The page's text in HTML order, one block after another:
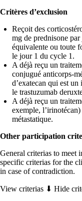
Critères d’exclusion
Reçoit des
mg de prednisone
équivalente ou toute
le jour 1 du cycle 1.
A déjà reçu un
conjugué anticorps-
d’exatecan qui est
le trastuzumab
A déjà reçu un
exemple,
métastatique.
Other participation
General criterias to meet
specific criterias for the
in case of contradiction.
View criterias ⬇ Hide